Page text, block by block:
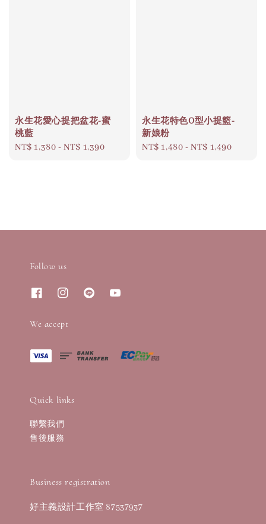
永生花愛心提把盆花-蜜
桃藍
Regular
NT$ 1,380 -NT$ 1,390
永生花特色O型小提籃-
新娘粉
Regular
NT$ 1,480 -NT$ 1,490
Follow us
We accept
Quick links
聯繫我們
售後服務
Business registration
好主義設計工作室 87537937